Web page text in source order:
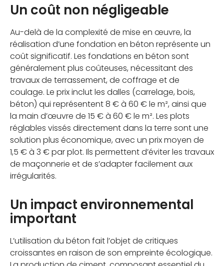
Un coût non négligeable
Au-delà de la complexité de mise en œuvre, la
réalisation d’une fondation en béton représente un
coût significatif. Les fondations en béton sont
généralement plus coûteuses, nécessitant des
travaux de terrassement, de coffrage et de
coulage. Le prix inclut les dalles (carrelage, bois,
béton) qui représentent 8 € à 60 € le m², ainsi que
la main d’œuvre de 15 € à 60 € le m². Les plots
réglables vissés directement dans la terre sont une
solution plus économique, avec un prix moyen de
1,5 € à 3 € par plot. Ils permettent d’éviter les travaux
de maçonnerie et de s’adapter facilement aux
irrégularités.
Un impact environnemental
important
L’utilisation du béton fait l’objet de critiques
croissantes en raison de son empreinte écologique.